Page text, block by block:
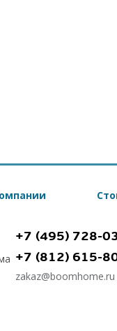
+7 (495) 728-
+7 (812) 615-
zakaz@boomhome.ru